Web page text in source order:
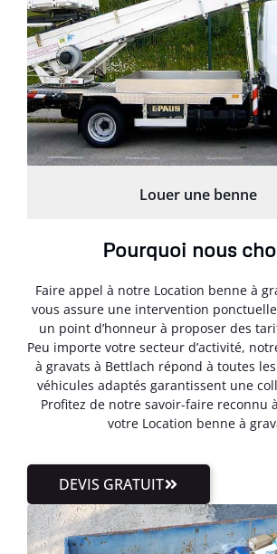
Louer une benne
Pourquoi nous
Faire appel à notre Location benne à
vous assure une intervention
un point d’honneur à proposer des
Peu importe votre secteur d’activité,
à gravats à Bettlach répond à toutes
véhicules adaptés garantissent une
Profitez de notre savoir-faire reconnu
votre Location benne à
DEVIS GRATUIT